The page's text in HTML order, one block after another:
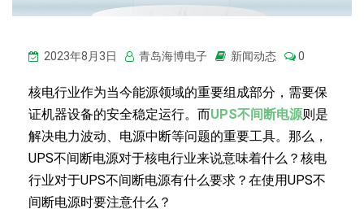
2023年8月3日 青岛海博电子 新闻动态 0
核电行业作为当今能源领域的重要组成部分，需要保
证机器设备的安全稳定运行。而UPS不间断电源则是
解决电力波动、电源中断等问题的重要工具。那么，
UPS不间断电源对于核电行业来说意味着什么？核电
行业对于UPS不间断电源有什么要求？在使用UPS不
间断电源时要注意什么？